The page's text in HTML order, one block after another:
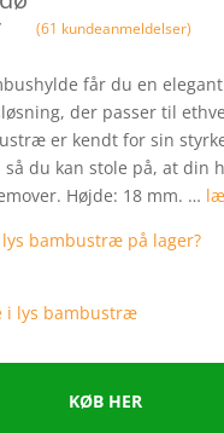
(61 kundeanmeldelser)
får du en
der passer til
er kendt for sin
du kan stole på, at din
Højde: 18 mm. …
KØB HER